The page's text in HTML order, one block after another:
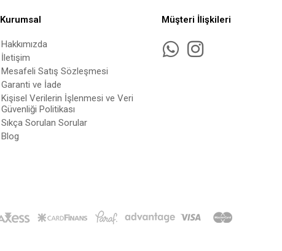
Kurumsal
Hakkımızda
İletişim
Mesafeli Satış Sözleşmesi
Garanti ve İade
Kişisel Verilerin İşlenmesi ve Veri
Güvenliği Politikası
Sıkça Sorulan Sorular
Blog
Müşteri İlişkileri